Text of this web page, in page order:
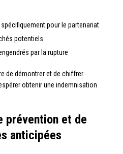
pour le partenariat
potentiels
par la rupture
de démontrer et de chiffrer
obtenir une indemnisation
prévention et de
anticipées